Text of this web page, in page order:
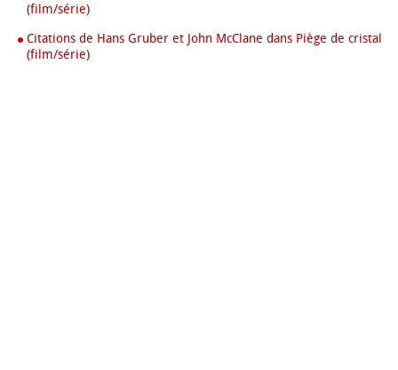
(film/série)
Citations de Hans Gruber et John McClane dans Piège de cristal
(film/série)